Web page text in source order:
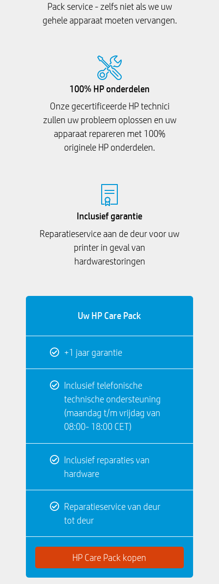
Pack service - zelfs niet als we uw
gehele apparaat moeten vervangen.
100% HP onderdelen
Onze gecertificeerde HP technici
zullen uw probleem oplossen en uw
apparaat repareren met 100%
originele HP onderdelen.
Inclusief garantie
Reparatieservice aan de deur voor uw
printer in geval van
hardwarestoringen
Uw HP Care Pack
+1 jaar garantie
Inclusief telefonische
technische ondersteuning
(maandag t/m vrijdag van
08:00- 18:00 CET)
Inclusief reparaties van
hardware
Reparatieservice van deur
tot deur
HP Care Pack kopen